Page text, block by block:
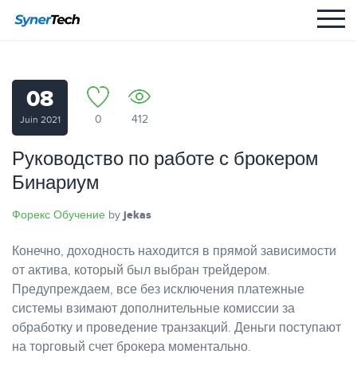
08
Juin 2021 0 412
Руководство по работе с брокером
Бинариум
Форекс Обучение by jekas
Конечно, доходность находится в прямой зависимости
от актива, который был выбран трейдером.
Предупреждаем, все без исключения платежные
системы взимают дополнительные комиссии за
обработку и проведение транзакций. Деньги поступают
на торговый счет брокера моментально.